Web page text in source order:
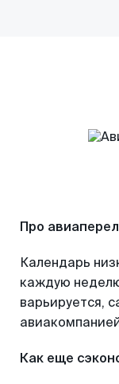
Про
Календарь
каждую
варьируется,
Как еще